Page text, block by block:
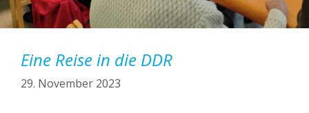
Eine Reise in die DDR
29. November 2023